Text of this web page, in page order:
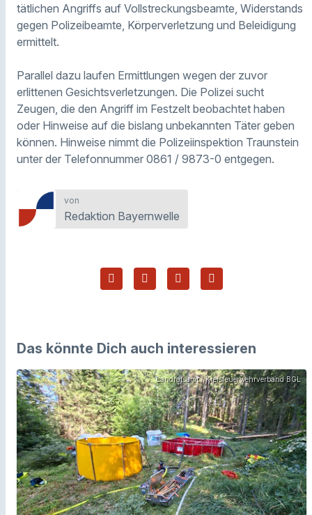
tätlichen Angriffs auf Vollstreckungsbeamte, Widerstands
gegen Polizeibeamte, Körperverletzung und Beleidigung
ermittelt.
Parallel dazu laufen Ermittlungen wegen der zuvor
erlittenen Gesichtsverletzungen. Die Polizei sucht
Zeugen, die den Angriff im Festzelt beobachtet haben
oder Hinweise auf die bislang unbekannten Täter geben
können. Hinweise nimmt die Polizeiinspektion Traunstein
unter der Telefonnummer 0861 / 9873-0 entgegen.
von
Redaktion Bayernwelle
Das könnte Dich auch interessieren
Landratsamt / Kreisfeuerwehrverband BGL